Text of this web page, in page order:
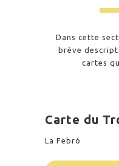
Dans cette
brève
cartes
Carte du
La Febró